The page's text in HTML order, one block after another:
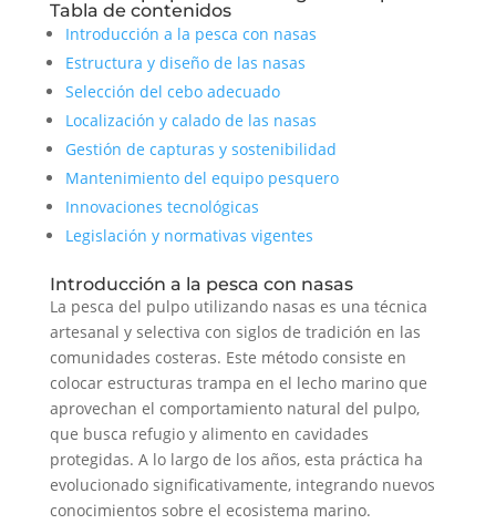
Tabla de contenidos
Introducción a la pesca con nasas
Estructura y diseño de las nasas
Selección del cebo adecuado
Localización y calado de las nasas
Gestión de capturas y sostenibilidad
Mantenimiento del equipo pesquero
Innovaciones tecnológicas
Legislación y normativas vigentes
Introducción a la pesca con nasas
La pesca del pulpo utilizando nasas es una técnica
artesanal y selectiva con siglos de tradición en las
comunidades costeras. Este método consiste en
colocar estructuras trampa en el lecho marino que
aprovechan el comportamiento natural del pulpo,
que busca refugio y alimento en cavidades
protegidas. A lo largo de los años, esta práctica ha
evolucionado significativamente, integrando nuevos
conocimientos sobre el ecosistema marino.